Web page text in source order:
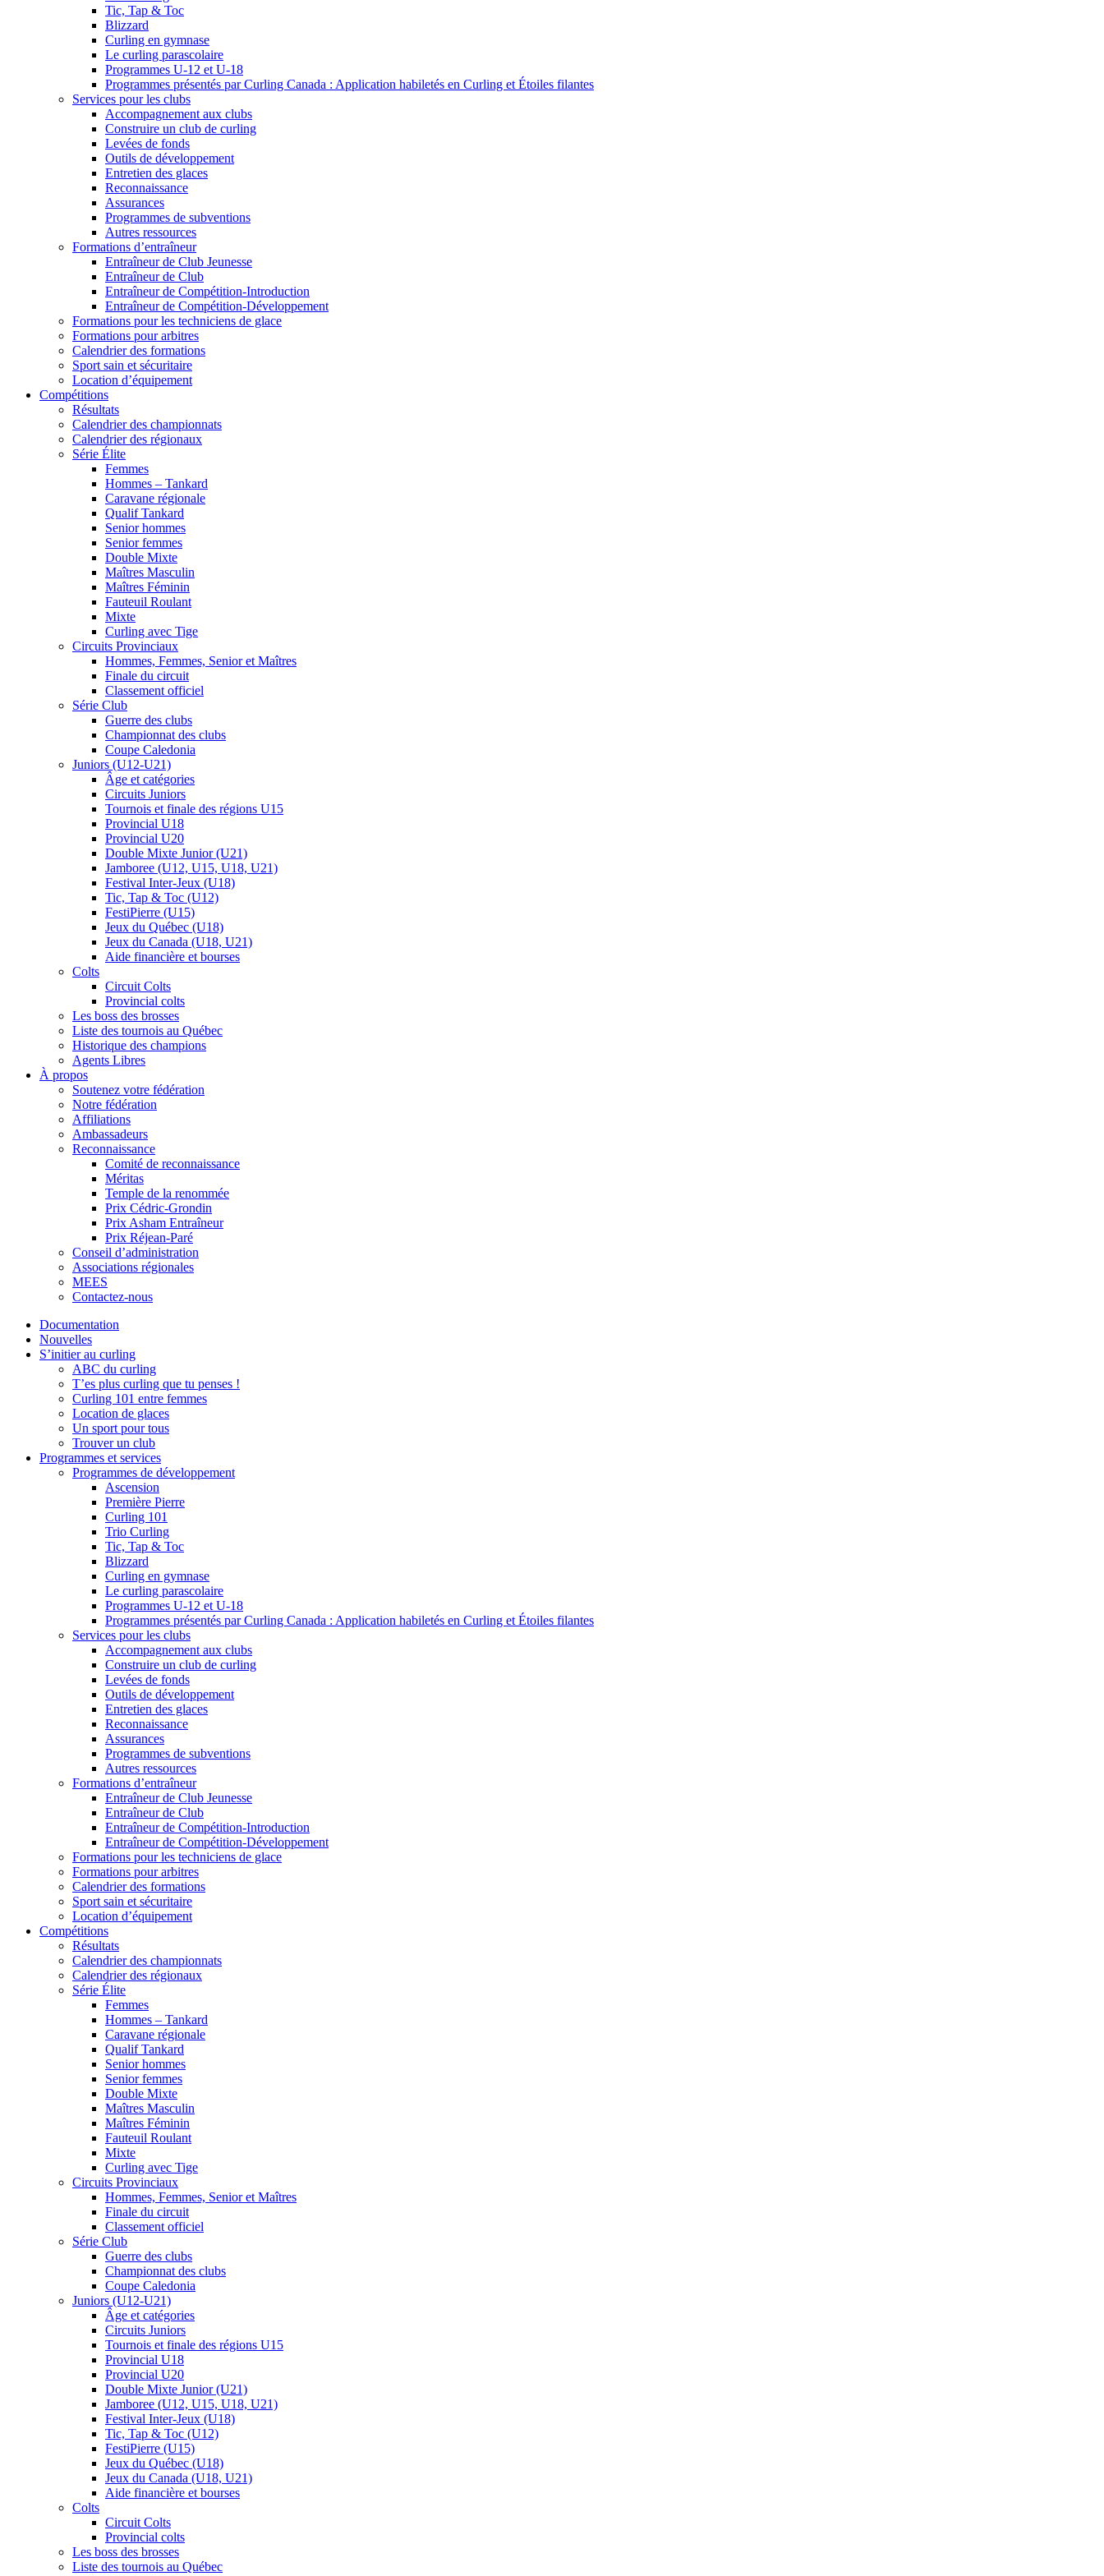
Tic, Tap & Toc
Blizzard
Curling en gymnase
Le curling parascolaire
Programmes U-12 et U-18
Programmes présentés par Curling Canada : Application habiletés en Curling et Étoiles filantes
Services pour les clubs
Accompagnement aux clubs
Construire un club de curling
Levées de fonds
Outils de développement
Entretien des glaces
Reconnaissance
Assurances
Programmes de subventions
Autres ressources
Formations d’entraîneur
Entraîneur de Club Jeunesse
Entraîneur de Club
Entraîneur de Compétition-Introduction
Entraîneur de Compétition-Développement
Formations pour les techniciens de glace
Formations pour arbitres
Calendrier des formations
Sport sain et sécuritaire
Location d’équipement
Compétitions
Résultats
Calendrier des championnats
Calendrier des régionaux
Série Élite
Femmes
Hommes – Tankard
Caravane régionale
Qualif Tankard
Senior hommes
Senior femmes
Double Mixte
Maîtres Masculin
Maîtres Féminin
Fauteuil Roulant
Mixte
Curling avec Tige
Circuits Provinciaux
Hommes, Femmes, Senior et Maîtres
Finale du circuit
Classement officiel
Série Club
Guerre des clubs
Championnat des clubs
Coupe Caledonia
Juniors (U12-U21)
Âge et catégories
Circuits Juniors
Tournois et finale des régions U15
Provincial U18
Provincial U20
Double Mixte Junior (U21)
Jamboree (U12, U15, U18, U21)
Festival Inter-Jeux (U18)
Tic, Tap & Toc (U12)
FestiPierre (U15)
Jeux du Québec (U18)
Jeux du Canada (U18, U21)
Aide financière et bourses
Colts
Circuit Colts
Provincial colts
Les boss des brosses
Liste des tournois au Québec
Historique des champions
Agents Libres
À propos
Soutenez votre fédération
Notre fédération
Affiliations
Ambassadeurs
Reconnaissance
Comité de reconnaissance
Méritas
Temple de la renommée
Prix Cédric-Grondin
Prix Asham Entraîneur
Prix Réjean-Paré
Conseil d’administration
Associations régionales
MEES
Contactez-nous
Documentation
Nouvelles
S’initier au curling
ABC du curling
T’es plus curling que tu penses !
Curling 101 entre femmes
Location de glaces
Un sport pour tous
Trouver un club
Programmes et services
Programmes de développement
Ascension
Première Pierre
Curling 101
Trio Curling
Tic, Tap & Toc
Blizzard
Curling en gymnase
Le curling parascolaire
Programmes U-12 et U-18
Programmes présentés par Curling Canada : Application habiletés en Curling et Étoiles filantes
Services pour les clubs
Accompagnement aux clubs
Construire un club de curling
Levées de fonds
Outils de développement
Entretien des glaces
Reconnaissance
Assurances
Programmes de subventions
Autres ressources
Formations d’entraîneur
Entraîneur de Club Jeunesse
Entraîneur de Club
Entraîneur de Compétition-Introduction
Entraîneur de Compétition-Développement
Formations pour les techniciens de glace
Formations pour arbitres
Calendrier des formations
Sport sain et sécuritaire
Location d’équipement
Compétitions
Résultats
Calendrier des championnats
Calendrier des régionaux
Série Élite
Femmes
Hommes – Tankard
Caravane régionale
Qualif Tankard
Senior hommes
Senior femmes
Double Mixte
Maîtres Masculin
Maîtres Féminin
Fauteuil Roulant
Mixte
Curling avec Tige
Circuits Provinciaux
Hommes, Femmes, Senior et Maîtres
Finale du circuit
Classement officiel
Série Club
Guerre des clubs
Championnat des clubs
Coupe Caledonia
Juniors (U12-U21)
Âge et catégories
Circuits Juniors
Tournois et finale des régions U15
Provincial U18
Provincial U20
Double Mixte Junior (U21)
Jamboree (U12, U15, U18, U21)
Festival Inter-Jeux (U18)
Tic, Tap & Toc (U12)
FestiPierre (U15)
Jeux du Québec (U18)
Jeux du Canada (U18, U21)
Aide financière et bourses
Colts
Circuit Colts
Provincial colts
Les boss des brosses
Liste des tournois au Québec